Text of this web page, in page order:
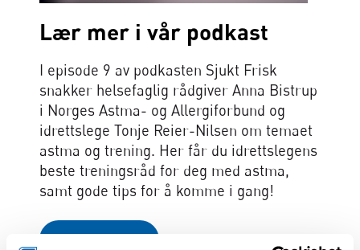
Lær mer i vår podkast
I episode 9 av podkasten Sjukt Frisk
snakker helsefaglig rådgiver Anna Bistrup
i Norges Astma- og Allergiforbund og
idrettslege Tonje Reier-Nilsen om temaet
astma og trening. Her får du idrettslegens
beste treningsråd for deg med astma,
samt gode tips for å komme i gang!
Lytt i Spotify